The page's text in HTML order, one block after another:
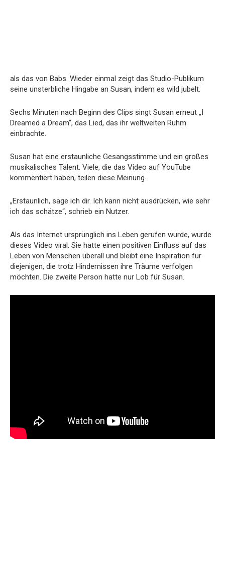
als das von Babs. Wieder einmal zeigt das Studio-Publikum
seine unsterbliche Hingabe an Susan, indem es wild jubelt.
Sechs Minuten nach Beginn des Clips singt Susan erneut „I
Dreamed a Dream“, das Lied, das ihr weltweiten Ruhm
einbrachte.
Susan hat eine erstaunliche Gesangsstimme und ein großes
musikalisches Talent. Viele, die das Video auf YouTube
kommentiert haben, teilen diese Meinung.
„Erstaunlich, sage ich dir. Ich kann nicht ausdrücken, wie sehr
ich das schätze“, schrieb ein Nutzer.
Als das Internet ursprünglich ins Leben gerufen wurde, wurde
dieses Video viral. Sie hatte einen positiven Einfluss auf das
Leben von Menschen überall und bleibt eine Inspiration für
diejenigen, die trotz Hindernissen ihre Träume verfolgen
möchten. Die zweite Person hatte nur Lob für Susan.